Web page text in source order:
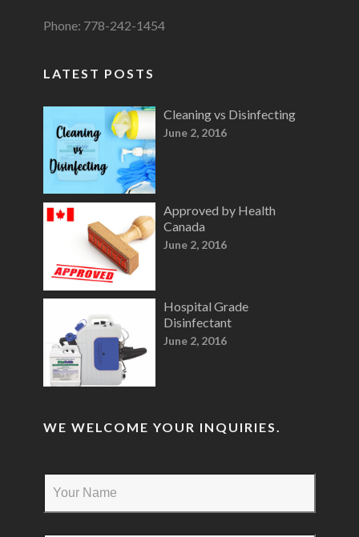
Phone: 778-242-1454
LATEST POSTS
Cleaning vs Disinfecting
June 2, 2016
Approved by Health
Canada
June 2, 2016
Hospital Grade
Disinfectant
June 2, 2016
WE WELCOME YOUR INQUIRIES.